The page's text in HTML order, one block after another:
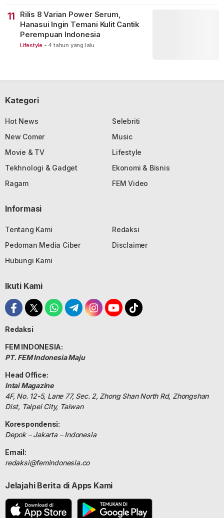
11
Rilis 8 Varian Power Serum,
Hanasui Ingin Temani Kulit Cantik
Perempuan Indonesia
Lifestyle - 4 tahun yang lalu
Kategori
Hot News
Selebriti
New Comer
Music
Movie & TV
Lifestyle
Tekhnologi & Gadget
Ekonomi & Bisnis
Ragam
FEM Video
Informasi
Tentang Kami
Redaksi
Pedoman Media Ciber
Disclaimer
Hubungi Kami
Ikuti Kami
Redaksi
FEM INDONESIA:
PT. FEM Indonesia Maju
Head Office:
Intai Magazine
4F, No. 12-5, Lane 77, Sec. 2, Zhong Shan North Rd, Zhongshan
Dist, Taipei City, Taiwan
Korespondensi:
Depok – Jakarta – Indonesia
Email:
redaksi@femindonesia.co
Jelajahi Berita di Apps Kami